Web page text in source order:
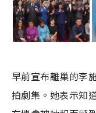
早前宣布離巢的李
拍劇集。她表示知